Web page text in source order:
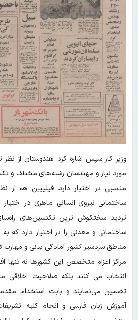
وزیر کار سپس اشاره کرد؛ هندوستان از
مورد نیاز و مهندسان رشته‌های مختلف و
مناسبی در اختیار دارد. فیلیپین هم از
ساختمانی نیروی انسانی ماهری در
تردید سختکوش ترین تکنسین‌های
ساختمانی و معدنی را در اختیار دارد که
مناطق سردسیر کشور آمادگی بدنی و مهارت
مراکز اعزام متخصص این کشورها نه تنها
انتخاب می کنند بلکه صلاحیت اخلاقی
تضمین می‌نمایند و بابت استخدام
آموزش زبان فارسی و انجام کلیه